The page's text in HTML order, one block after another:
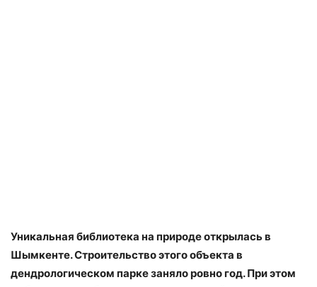
Уникальная библиотека на природе открылась в
Шымкенте. Строительство этого объекта в
дендрологическом парке заняло ровно год. При этом